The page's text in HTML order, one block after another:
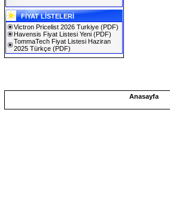
SOLAREX ISTANBUL 2019
30.01.2019
FİYAT LİSTELERİ
Victron Pricelist 2026 Turkiye (PDF)
Havensis Fiyat Listesi Yeni (PDF)
TommaTech Fiyat Listesi Haziran
2025 Türkçe (PDF)
Anasayfa